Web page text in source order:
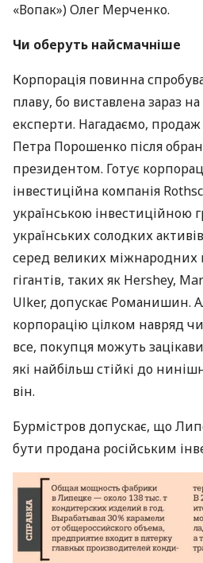
«Вопак») Олег Мерченко.
Чи оберуть найсмачніше
Корпорація повинна
плаву, бо виставлена зараз
експерти. Нагадаємо, продаж
Петра Порошенко після
президентом. Готує
інвестиційна компанія
українською інвестиційною
українських солодких
серед великих міжнародних
гігантів, таких як Hershey,
Ulker, допускає Романишин.
корпорацію цілком навряд
все, покупця можуть
які найбільш стійкі до
він.
Бурмістров допускає, що
бути продана російським